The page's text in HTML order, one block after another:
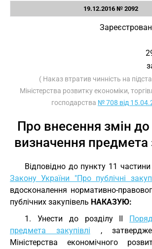
19.12.2016 № 2092
( Наказ втратив чинність на
Міністерства розвитку економіки,
господарства № 708 від
Про внесення змін
визначення предмета
Відповідно до пункту 11 частини
Закону України "Про публічні
вдосконалення нормативно-
публічних закупівель НАКАЗУЮ:
1. Унести до розділу ІІ
предмета закупівлі ,
Міністерства економічного